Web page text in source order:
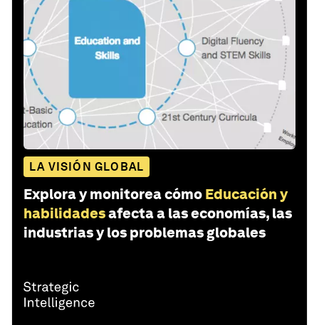
LA VISIÓN GLOBAL
Explora y monitorea cómo Educación y
habilidadesafecta a las economías, las
industrias y los problemas globales